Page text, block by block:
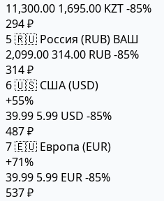
11,300.00 1,695.00 KZT-85%
294 ₽
5🇷🇺 Россия (RUB) ВАШ
2,099.00314.00 RUB-85%
314 ₽
6🇺🇸 США (USD)
+55%
39.99 5.99 USD -85%
487 ₽
7🇪🇺 Европа (EUR)
+71%
39.99 5.99 EUR-85%
537 ₽